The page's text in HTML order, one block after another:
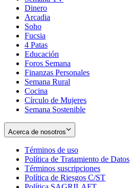
Dinero
Arcadia
Soho
in
new
window
Fucsia
in
new
window
4 Patas
Educación
Foros Semana
Finanzas Personales
Semana Rural
Cocina
Círculo de Mujeres
Semana Sostenible
Acerca de nosotros
Términos de uso
in
new
window
Política de Tratamiento de Datos
Términos suscripciones
in
Política de Riesgos C/ST